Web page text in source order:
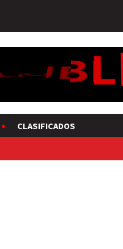
CLASIFICADOS